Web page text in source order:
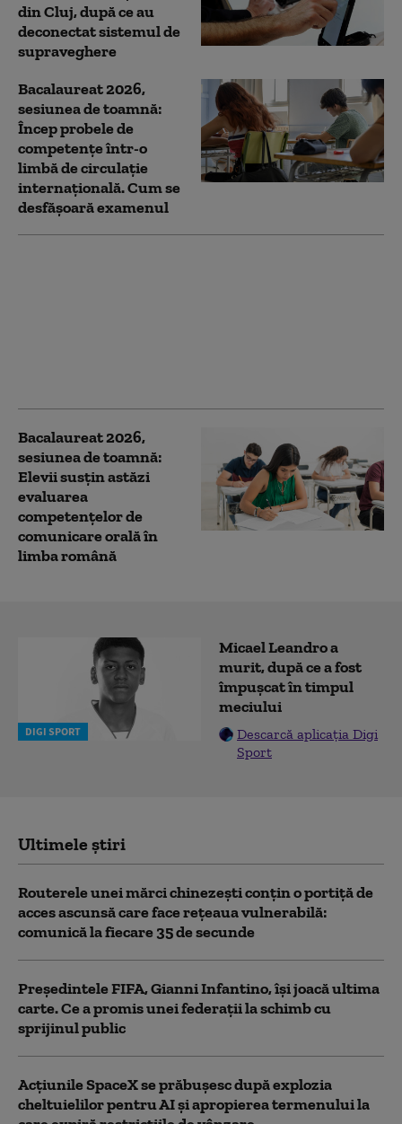
din Cluj, după ce au
deconectat sistemul de
supraveghere
Bacalaureat 2026,
sesiunea de toamnă:
Încep probele de
competențe într-o
limbă de circulație
internațională. Cum se
desfășoară examenul
Bacalaureat 2026,
sesiunea de toamnă:
Elevii susțin astăzi
evaluarea
competențelor de
comunicare orală în
limba română
DIGI SPORT
Micael Leandro a
murit, după ce a fost
împușcat în timpul
meciului
Descarcă aplicația Digi
Sport
Ultimele știri
Routerele unei mărci chinezești conțin o portiță de
acces ascunsă care face rețeaua vulnerabilă:
comunică la fiecare 35 de secunde
Președintele FIFA, Gianni Infantino, îşi joacă ultima
carte. Ce a promis unei federații la schimb cu
sprijinul public
Acţiunile SpaceX se prăbuşesc după explozia
cheltuielilor pentru AI şi apropierea termenului la